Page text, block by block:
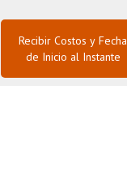
Recibir Costos y Fecha
de Inicio al Instante